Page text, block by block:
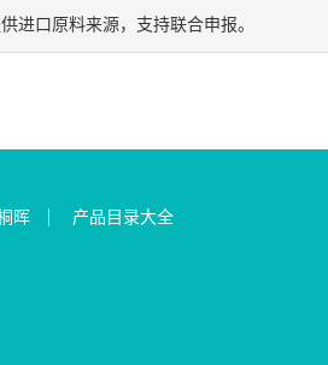
进口原料来源，支持联合申报。
晖 产品目录大全